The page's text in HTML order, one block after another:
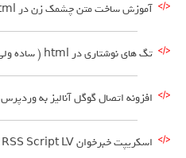
آموزش ساخت متن چشمک زن در html با استفاده از jQuery
تگ های نوشتاری در html ( ساده ولی کاربردی html – قسمت 6 )
افزونه اتصال گوگل آنالیز به وردپرس MonsterInsights
اسکریپت خبرخوان RSS Script LV نسخه 1.0.6